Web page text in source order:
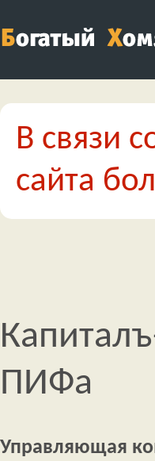
В связи
сайта
ПИФа
Управляющая